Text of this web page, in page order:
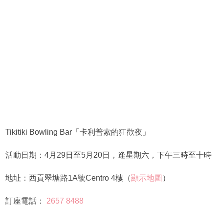
Tikitiki Bowling Bar「卡利普索的狂歡夜」
活動日期：4月29日至5月20日，逢星期六，下午三時至十時
地址：西貢翠塘路1A號Centro 4樓（顯示地圖 ）
訂座電話： 2657 8488